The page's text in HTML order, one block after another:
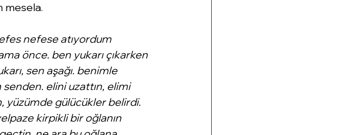
mesela.
nefese atıyordum
önce. ben yukarı çıkarken
sen aşağı. benimle
elini uzattın, elimi
yüzümde gülücükler belirdi.
kirpikli bir oğlanın